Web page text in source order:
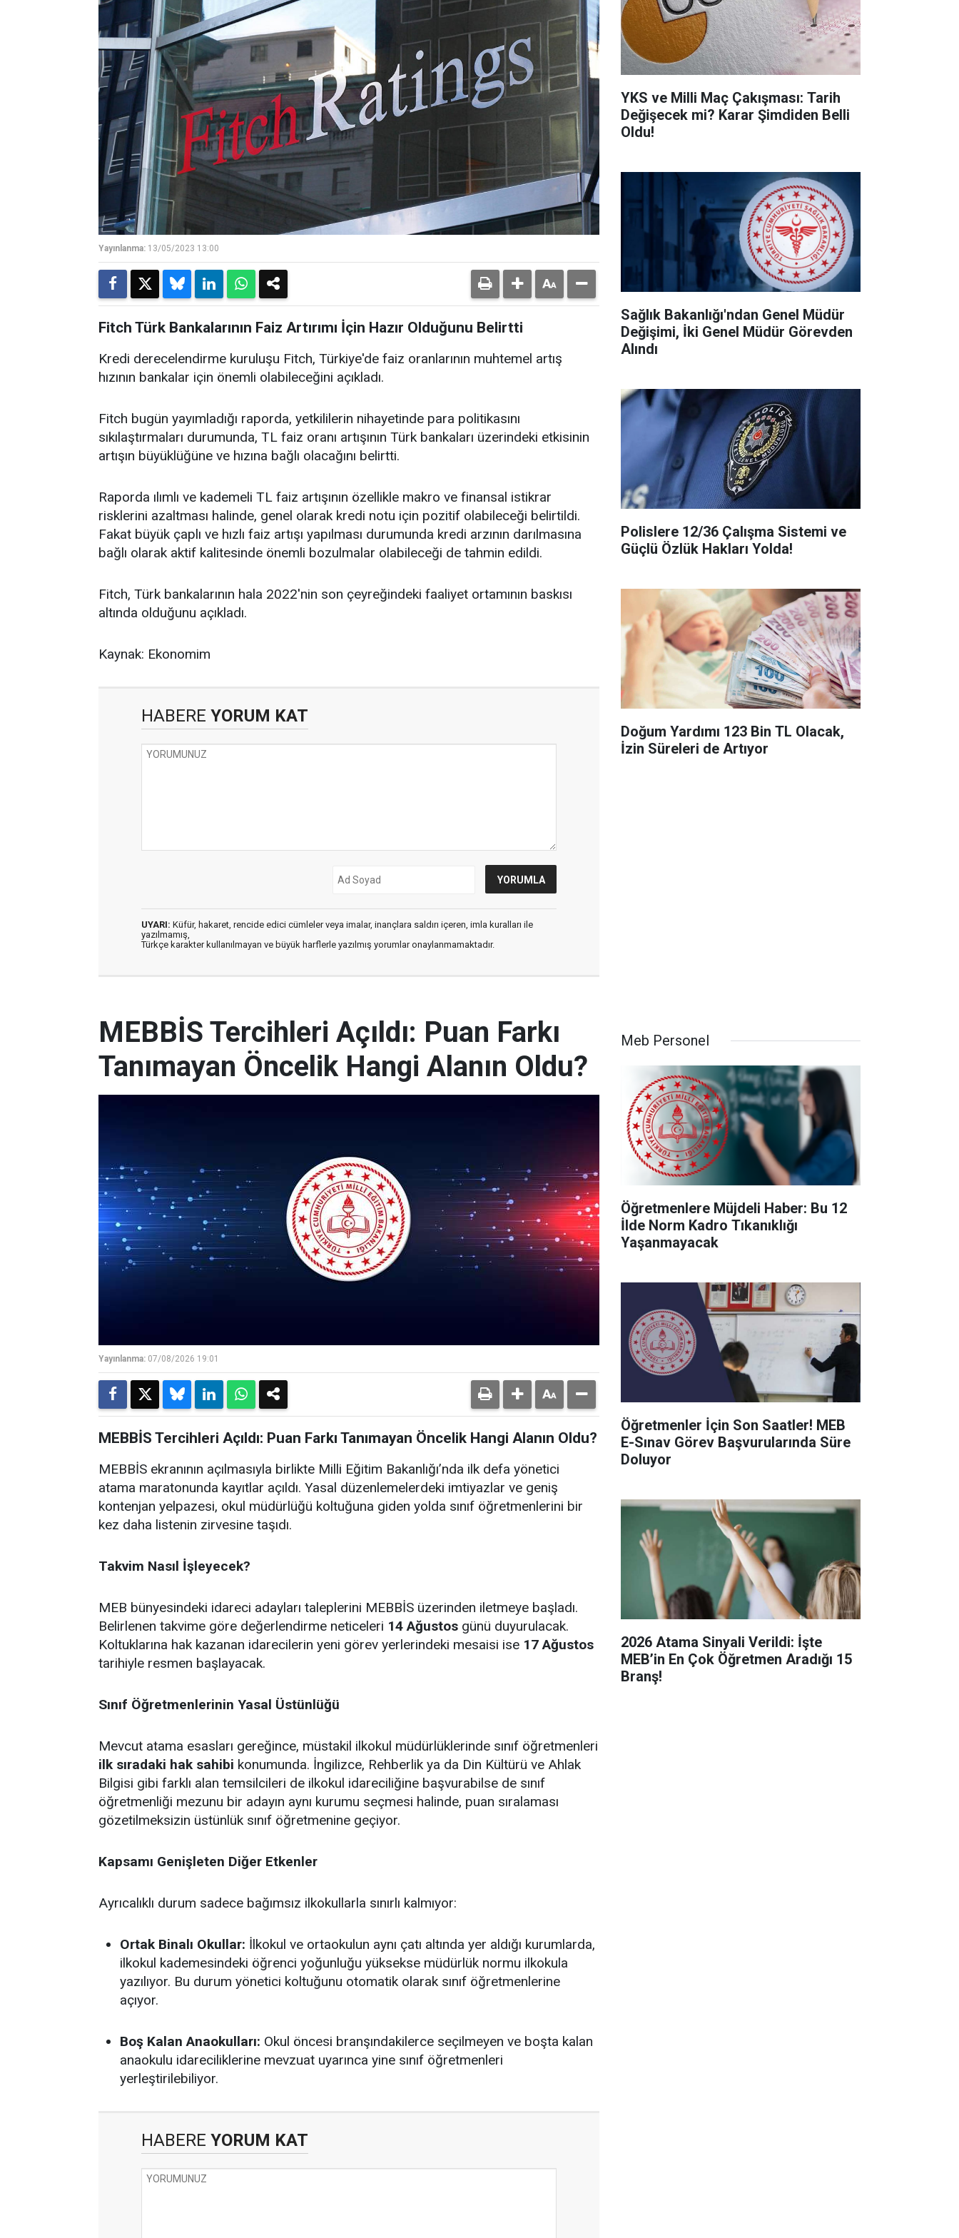
Yayınlanma: 13/05/2023 13:00
Fitch Türk Bankalarının Faiz Artırımı İçin Hazır Olduğunu Belirtti
Kredi derecelendirme kuruluşu Fitch, Türkiye'de faiz oranlarının muhtemel artış
hızının bankalar için önemli olabileceğini açıkladı.
Fitch bugün yayımladığı raporda, yetkililerin nihayetinde para politikasını
sıkılaştırmaları durumunda, TL faiz oranı artışının Türk bankaları üzerindeki etkisinin
artışın büyüklüğüne ve hızına bağlı olacağını belirtti.
Raporda ılımlı ve kademeli TL faiz artışının özellikle makro ve finansal istikrar
risklerini azaltması halinde, genel olarak kredi notu için pozitif olabileceği belirtildi.
Fakat büyük çaplı ve hızlı faiz artışı yapılması durumunda kredi arzının darılmasına
bağlı olarak aktif kalitesinde önemli bozulmalar olabileceği de tahmin edildi.
Fitch, Türk bankalarının hala 2022'nin son çeyreğindeki faaliyet ortamının baskısı
altında olduğunu açıkladı.
Kaynak: Ekonomim
HABERE YORUM KAT
UYARI: Küfür, hakaret, rencide edici cümleler veya imalar, inançlara saldırı içeren, imla kuralları ile
yazılmamış,
Türkçe karakter kullanılmayan ve büyük harflerle yazılmış yorumlar onaylanmamaktadır.
YKS ve Milli Maç Çakışması: Tarih
Değişecek mi? Karar Şimdiden Belli
Oldu!
Sağlık Bakanlığı'ndan Genel Müdür
Değişimi, İki Genel Müdür Görevden
Alındı
Polislere 12/36 Çalışma Sistemi ve
Güçlü Özlük Hakları Yolda!
Doğum Yardımı 123 Bin TL Olacak,
İzin Süreleri de Artıyor
MEBBİS Tercihleri Açıldı: Puan Farkı
Tanımayan Öncelik Hangi Alanın Oldu?
Yayınlanma: 07/08/2026 19:01
MEBBİS Tercihleri Açıldı: Puan Farkı Tanımayan Öncelik Hangi Alanın Oldu?
MEBBİS ekranının açılmasıyla birlikte Milli Eğitim Bakanlığı’nda ilk defa yönetici
atama maratonunda kayıtlar açıldı. Yasal düzenlemelerdeki imtiyazlar ve geniş
kontenjan yelpazesi, okul müdürlüğü koltuğuna giden yolda sınıf öğretmenlerini bir
kez daha listenin zirvesine taşıdı.
Takvim Nasıl İşleyecek?
MEB bünyesindeki idareci adayları taleplerini MEBBİS üzerinden iletmeye başladı.
Belirlenen takvime göre değerlendirme neticeleri 14 Ağustos günü duyurulacak.
Koltuklarına hak kazanan idarecilerin yeni görev yerlerindeki mesaisi ise 17 Ağustos
tarihiyle resmen başlayacak.
Sınıf Öğretmenlerinin Yasal Üstünlüğü
Mevcut atama esasları gereğince, müstakil ilkokul müdürlüklerinde sınıf öğretmenleri
ilk sıradaki hak sahibi konumunda. İngilizce, Rehberlik ya da Din Kültürü ve Ahlak
Bilgisi gibi farklı alan temsilcileri de ilkokul idareciliğine başvurabilse de sınıf
öğretmenliği mezunu bir adayın aynı kurumu seçmesi halinde, puan sıralaması
gözetilmeksizin üstünlük sınıf öğretmenine geçiyor.
Kapsamı Genişleten Diğer Etkenler
Ayrıcalıklı durum sadece bağımsız ilkokullarla sınırlı kalmıyor:
Ortak Binalı Okullar: İlkokul ve ortaokulun aynı çatı altında yer aldığı kurumlarda,
ilkokul kademesindeki öğrenci yoğunluğu yüksekse müdürlük normu ilkokula
yazılıyor. Bu durum yönetici koltuğunu otomatik olarak sınıf öğretmenlerine
açıyor.
Boş Kalan Anaokulları: Okul öncesi branşındakilerce seçilmeyen ve boşta kalan
anaokulu idareciliklerine mevzuat uyarınca yine sınıf öğretmenleri
yerleştirilebiliyor.
HABERE YORUM KAT
Meb Personel
Öğretmenlere Müjdeli Haber: Bu 12
İlde Norm Kadro Tıkanıklığı
Yaşanmayacak
Öğretmenler İçin Son Saatler! MEB
E-Sınav Görev Başvurularında Süre
Doluyor
2026 Atama Sinyali Verildi: İşte
MEB’in En Çok Öğretmen Aradığı 15
Branş!